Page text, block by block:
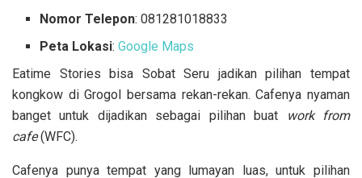
Nomor Telepon: 081281018833
Peta Lokasi:Google Maps
Eatime Stories bisa Sobat Seru jadikan pilihan tempat
kongkow di Grogol bersama rekan-rekan. Cafenya nyaman
banget untuk dijadikan sebagai pilihan buat
work from
cafe(WFC).
Cafenya punya tempat yang lumayan luas, untuk pilihan